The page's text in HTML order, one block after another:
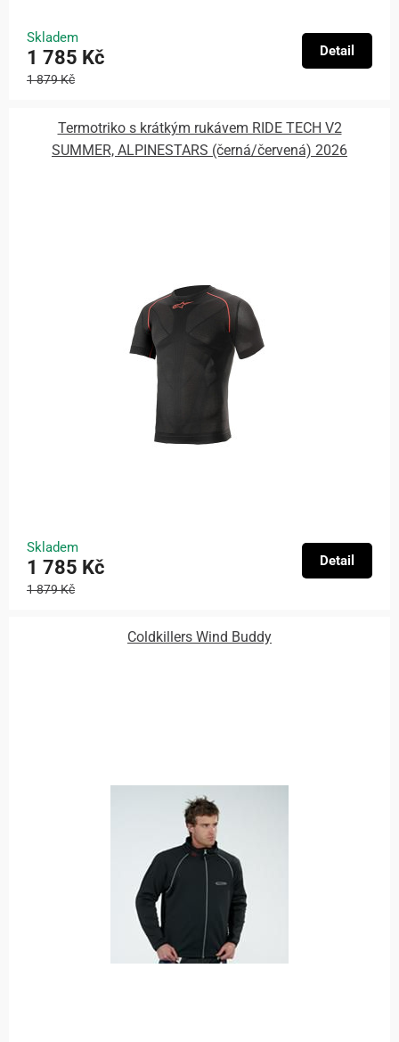
Skladem
1 785 Kč
1 879 Kč
Detail
Termotriko s krátkým rukávem RIDE TECH V2
SUMMER, ALPINESTARS (černá/červená) 2026
Skladem
1 785 Kč
1 879 Kč
Detail
Coldkillers Wind Buddy